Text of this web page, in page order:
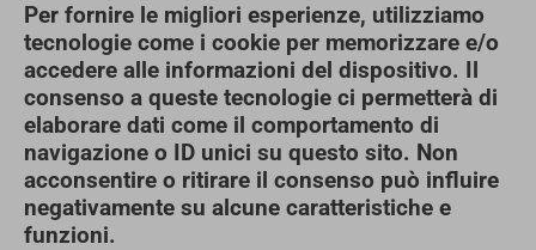
Per fornire le migliori esperienze, utilizziamo
tecnologie come i cookie per memorizzare e/o
accedere alle informazioni del dispositivo. Il
consenso a queste tecnologie ci permetterà di
elaborare dati come il comportamento di
navigazione o ID unici su questo sito. Non
acconsentire o ritirare il consenso può influire
negativamente su alcune caratteristiche e
funzioni.
© 2024 SOGEMA GROUP
, ALL RIGHTS RESERVED –
SEDE LEGALE : VIA RODONI, 18 – VILLA GARIBALDI
DI RONCOFERRARO (MN)